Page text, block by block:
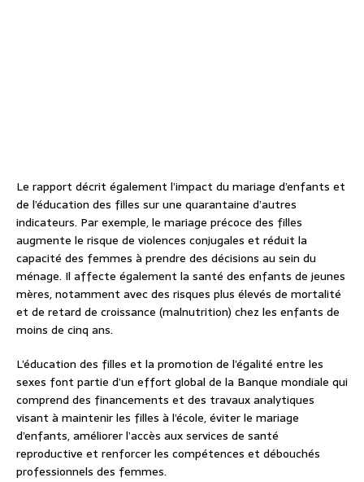
Le rapport décrit également l’impact du mariage d’enfants et
de l’éducation des filles sur une quarantaine d’autres
indicateurs. Par exemple, le mariage précoce des filles
augmente le risque de violences conjugales et réduit la
capacité des femmes à prendre des décisions au sein du
ménage. Il affecte également la santé des enfants de jeunes
mères, notamment avec des risques plus élevés de mortalité
et de retard de croissance (malnutrition) chez les enfants de
moins de cinq ans.
L’éducation des filles et la promotion de l’égalité entre les
sexes font partie d’un effort global de la Banque mondiale qui
comprend des financements et des travaux analytiques
visant à maintenir les filles à l’école, éviter le mariage
d’enfants, améliorer l’accès aux services de santé
reproductive et renforcer les compétences et débouchés
professionnels des femmes.